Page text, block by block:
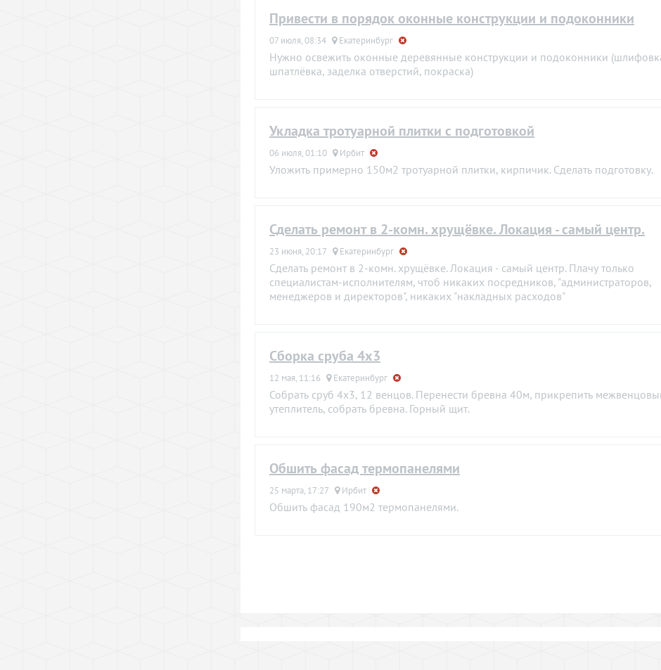
Привести в порядок оконные конструкции и подоконники
07 июля, 08:34 Екатеринбург
Нужно освежить оконные деревянные конструкции и подоконники
шпатлёвка, заделка отверстий, покраска)
Укладка тротуарной плитки с подготовкой
06 июля, 01:10 Ирбит
Уложить примерно 150м2 тротуарной плитки, кирпичик. Сделать подготовку.
Сделать ремонт в 2-комн. хрущёвке. Локация - самый центр.
23 июня, 20:17 Екатеринбург
Сделать ремонт в 2-комн. хрущёвке. Локация - самый центр. Плачу только
специалистам-исполнителям, чтоб никаких посредников, "администраторов,
менеджеров и директоров", никаких "накладных расходов"
Сборка сруба 4х3
12 мая, 11:16 Екатеринбург
Собрать сруб 4х3, 12 венцов. Перенести бревна 40м, прикрепить
утеплитель, собрать бревна. Горный щит.
Обшить фасад термопанелями
25 марта, 17:27 Ирбит
Обшить фасад 190м2 термопанелями.